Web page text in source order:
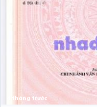
4 tháng trước